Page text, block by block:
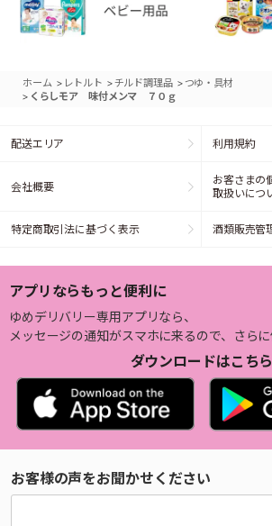
ホーム > レトルト >チルド調理品 > つゆ・具材
> くらしモア 味付メンマ ７０ｇ
配送エリア 利用規約
会社概要
お客さまの
取扱いにつ
特定商取引法に基づく表示 酒類販売管
アプリならもっと便利に
ゆめデリバリー専用アプリなら、
メッセージの通知がスマホに来るので、さらに
ダウンロードはこちら
お客様の声をお聞かせください